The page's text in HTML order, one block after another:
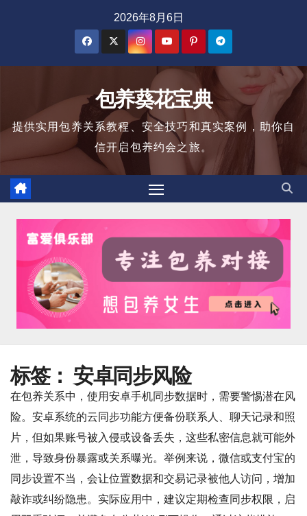
2026年8月6日
包养葵花宝典
提供实用包养关系教程、安全技巧和真实案例，助你自
信开启包养约会之旅。
标签： 安卓同步风险
在包养关系中，使用安卓手机同步数据时，需要警惕潜在风
险。安卓系统的云同步功能方便备份联系人、聊天记录和照
片，但如果账号被入侵或设备丢失，这些私密信息就可能外
泄，导致身份暴露或关系曝光。举例来说，微信或支付宝的
同步设置不当，会让位置数据和交易记录被他人访问，增加
敲诈或纠纷隐患。实际应用中，建议定期检查同步权限，启